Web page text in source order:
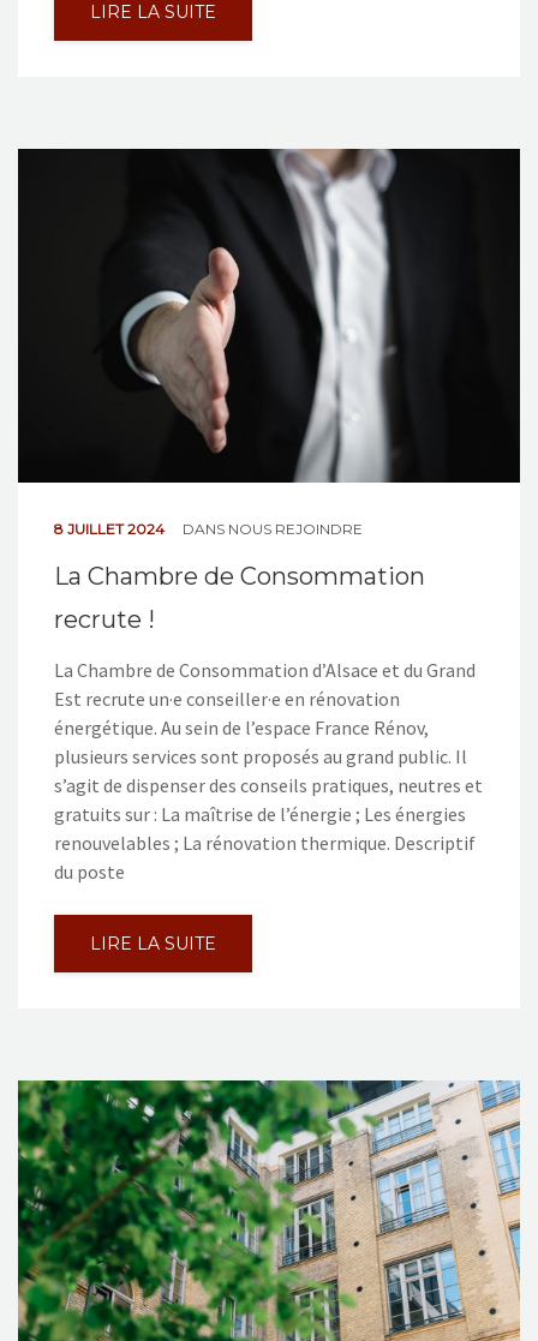
LIRE LA SUITE
8 JUILLET 2024 DANS NOUS REJOINDRE
La Chambre de Consommation
recrute !
La Chambre de Consommation d’Alsace et du Grand
Est recrute un·e conseiller·e en rénovation
énergétique. Au sein de l’espace France Rénov,
plusieurs services sont proposés au grand public. Il
s’agit de dispenser des conseils pratiques, neutres et
gratuits sur : La maîtrise de l’énergie ; Les énergies
renouvelables ; La rénovation thermique. Descriptif
du poste
LIRE LA SUITE